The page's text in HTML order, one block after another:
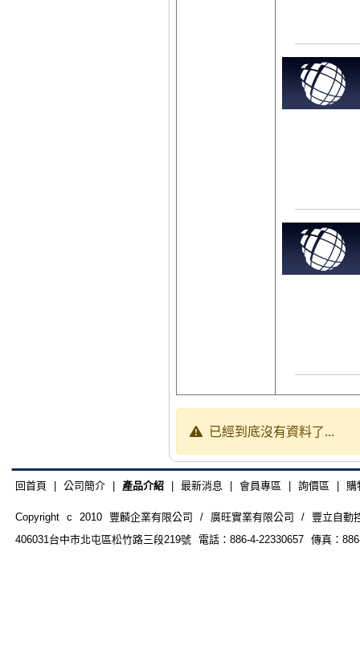
已經到底沒有資料了...
回首頁 公司簡介| 產品介紹| 最新消息 會員專區 詢價區 購
Copyright c 2010 豐麟企業有限公司 / 廣旺實業有限公司 / 豐立自動
406031台中市北屯區松竹路三段219號 電話：886-4-22330657 傳真：